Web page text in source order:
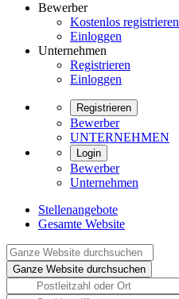
Bewerber
Kostenlos registrieren
Einloggen
Unternehmen
Registrieren
Einloggen
Registrieren
Bewerber
UNTERNEHMEN
Login
Bewerber
Unternehmen
Stellenangebote
Gesamte Website